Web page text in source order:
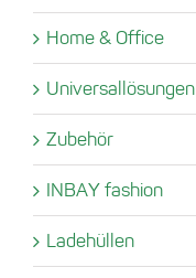
Home & Office
Universallösungen
Zubehör
INBAY fashion
Ladehüllen